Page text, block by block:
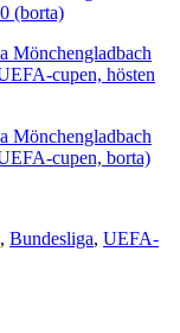
, Bundesliga, UEFA-